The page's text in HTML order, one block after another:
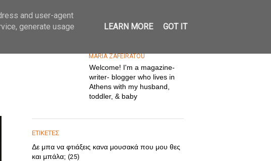
MARIA ZAFEIRATOU
Welcome! I'm a magazine-
writer- blogger who lives in
Athens with my husband,
toddler, & baby
ΕΤΙΚΕΤΕΣ
Δε μπα να φτιάξεις κανα μουσακά που μου θες
και μπάλα; (25)
and user-agent
generate usage
LEARN MORE GOT IT